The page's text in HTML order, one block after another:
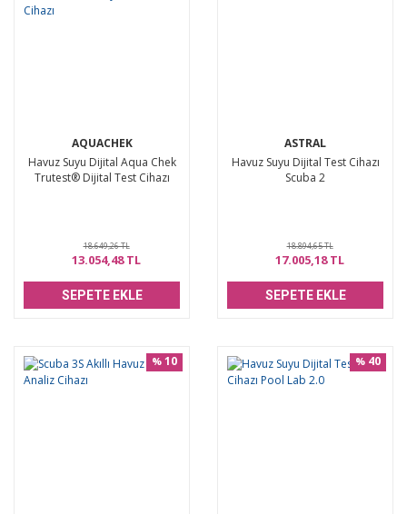
AQUACHEK
Havuz Suyu Dijital Aqua Chek
Trutest® Dijital Test Cihazı
18.649,26 TL
13.054,48 TL
SEPETE EKLE
ASTRAL
Havuz Suyu Dijital Test Cihazı
Scuba 2
18.894,65 TL
17.005,18 TL
SEPETE EKLE
% 10 % 40